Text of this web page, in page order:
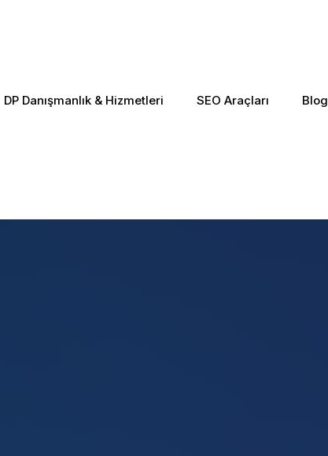
DP Danışmanlık & Hizmetleri SEO Araçları Blog